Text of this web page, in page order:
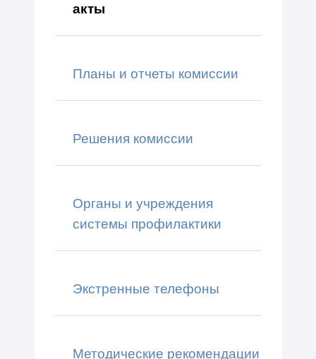
акты
Планы и отчеты комиссии
Решения комиссии
Органы и учреждения
системы профилактики
Экстренные телефоны
Методические рекомендации